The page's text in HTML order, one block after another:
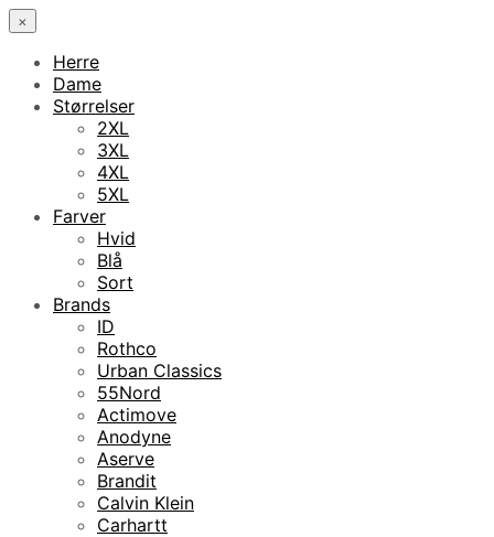
×
Herre
Dame
Størrelser
2XL
3XL
4XL
5XL
Farver
Hvid
Blå
Sort
Brands
ID
Rothco
Urban Classics
55Nord
Actimove
Anodyne
Aserve
Brandit
Calvin Klein
Carhartt